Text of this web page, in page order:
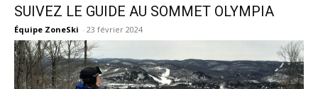
SUIVEZ LE GUIDE AU SOMMET OLYMPIA
Équipe ZoneSki - 23 février 2024